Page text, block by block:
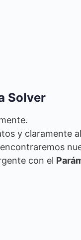
Solver
y claramente
con el